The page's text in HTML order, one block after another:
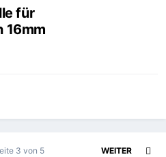
für
16mm
WEITER
3 von 5